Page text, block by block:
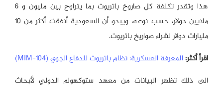
هذا وتقدر تكلفة كل صاروخ باتريوت بما يتراوح بين مليون و 6
ملايين دولار، حسب نوعه، ويبدو أن السعودية أنفقت أكثر من 10
مليارات دولار لشراء صواريخ باتريوت.
اقرأ أكثر: المعرفة العسكرية: نظام باتريوت للدفاع الجوي (MIM-104)
الى ذلك تظهر البيانات من معهد ستوكهولم الدولي لأبحاث